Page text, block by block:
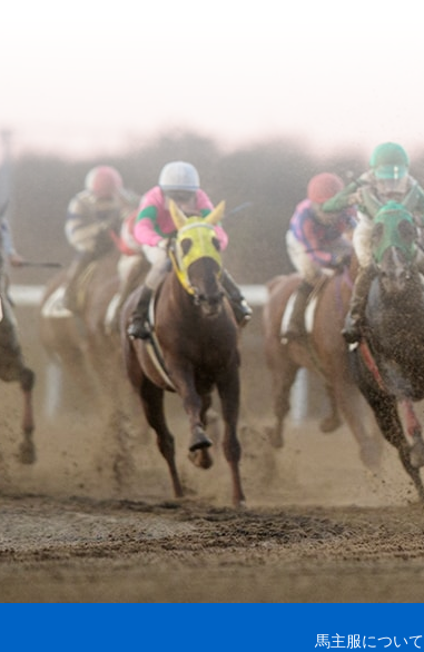
馬主服について